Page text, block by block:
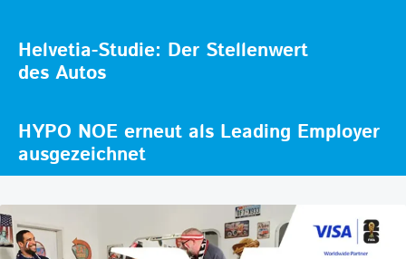
Helvetia-Studie: Der Stellenwert
des Autos
HYPO NOE erneut als Leading Employer
ausgezeichnet